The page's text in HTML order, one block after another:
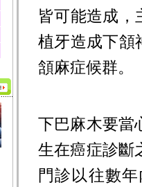
皆可能造成，
植牙造成下頷
頷麻症候群。
下巴麻木要當
生在癌症診斷
門診以往數